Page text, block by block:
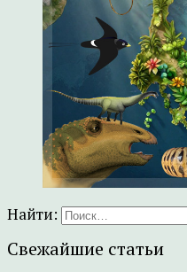
Найти:
Свежайшие статьи